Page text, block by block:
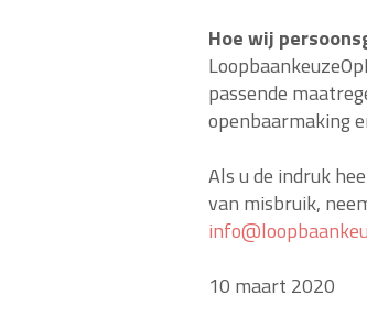
Hoe wij
passende
openbaarmaking
Als u de indruk
van misbruik,
10 maart 2020